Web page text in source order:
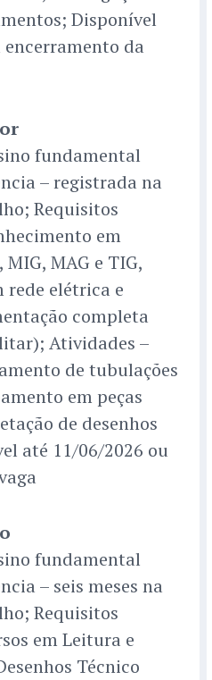
Disponível
da
fundamental
– registrada na
Requisitos
em
MAG e TIG,
rede elétrica e
completa
Atividades –
de tubulações
em peças
de desenhos
até 11/06/2026 ou
fundamental
– seis meses na
Requisitos
em Leitura e
Técnico